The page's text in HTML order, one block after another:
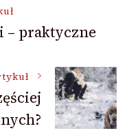
– praktyczne